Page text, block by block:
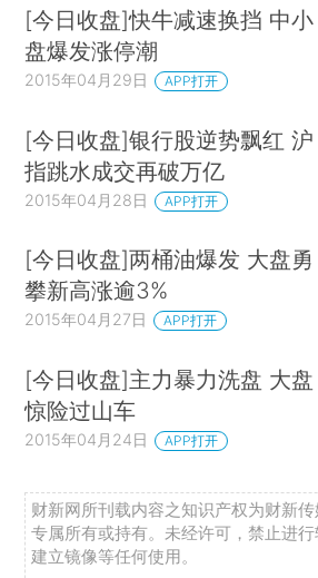
[今日收盘]快牛减速换挡 中小
盘爆发涨停潮
2015年04月29日 APP打开
[今日收盘]银行股逆势飘红 沪
指跳水成交再破万亿
2015年04月28日 APP打开
[今日收盘]两桶油爆发 大盘勇
攀新高涨逾3%
2015年04月27日 APP打开
[今日收盘]主力暴力洗盘 大盘
惊险过山车
2015年04月24日 APP打开
财新网所刊载内容之知识产权为财新
专属所有或持有。未经许可，禁止进
建立镜像等任何使用。